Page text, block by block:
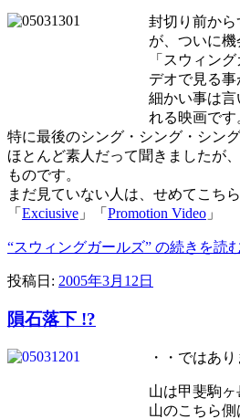
封切り前か
が、ついに
「スウィン
デオで見る事
細かい事は
れる映画です
特に最後のシング・シング・シン
ほとんど素人だって聞きましたが
ものです。
まだ見ていない人は、せめてこち
「 Exciusive 」「 Promotion Video 」
“スウィングガールズ” の続きを読
投稿日: 2005年3月12日
隕石落下 !?
・・ではあり
山は甲斐駒ヶ
山のこちら